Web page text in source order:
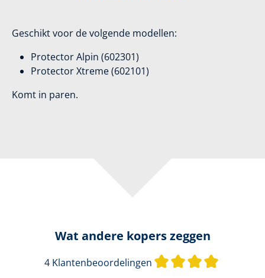
Geschikt voor de volgende modellen:
Protector Alpin (602301)
Protector Xtreme (602101)
Komt in paren.
Wat andere kopers zeggen
4 Klantenbeoordelingen